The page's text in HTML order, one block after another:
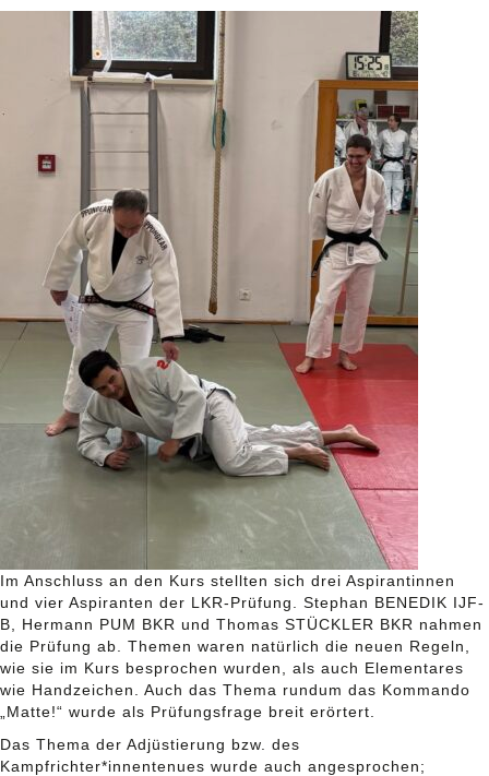
Im Anschluss an den Kurs stellten sich drei Aspirantinnen
und vier Aspiranten der LKR-Prüfung. Stephan BENEDIK IJF-
B, Hermann PUM BKR und Thomas STÜCKLER BKR nahmen
die Prüfung ab. Themen waren natürlich die neuen Regeln,
wie sie im Kurs besprochen wurden, als auch Elementares
wie Handzeichen. Auch das Thema rundum das Kommando
„Matte!“ wurde als Prüfungsfrage breit erörtert.
Das Thema der Adjüstierung bzw. des
Kampfrichter*innentenues wurde auch angesprochen;